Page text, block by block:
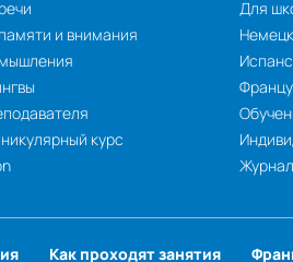
и внимания
курс
Для
Как проходят занятия